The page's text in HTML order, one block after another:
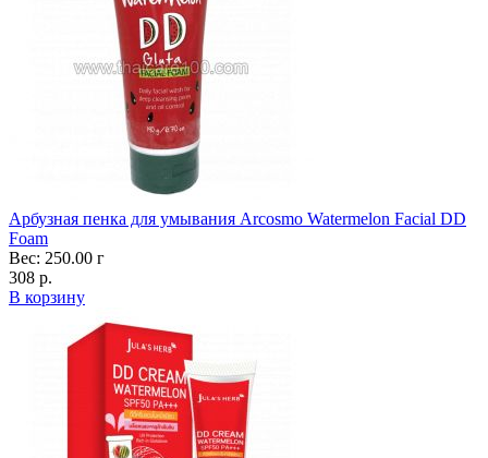
Арбузная пенка для умывания Arcosmo Watermelon Facial DD
Foam
Вес: 250.00 г
308 р.
В корзину